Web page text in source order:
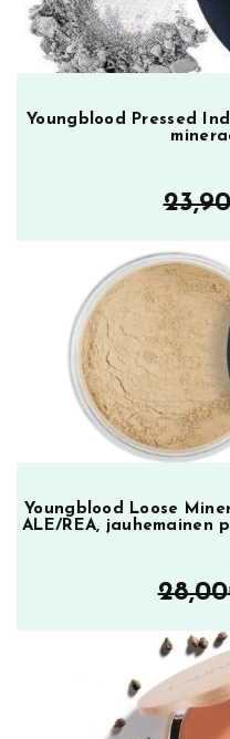
Youngblood Pressed
23,90
Youngblood Loose
ALE/REA, jauhemainen
28,00